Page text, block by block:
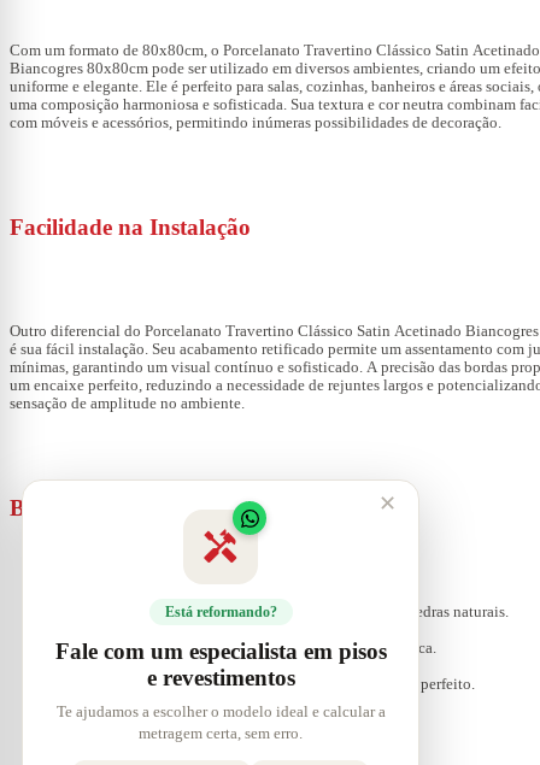
Com um formato de 80x80cm, o Porcelanato Travertino Clássico Satin Acetinado
Biancogres 80x80cm pode ser utilizado em diversos ambientes, criando um
uniforme e elegante. Ele é perfeito para salas, cozinhas, banheiros e áreas sociais,
uma composição harmoniosa e sofisticada. Sua textura e cor neutra combinam
com móveis e acessórios, permitindo inúmeras possibilidades de decoração.
Facilidade na Instalação
Outro diferencial do Porcelanato Travertino Clássico Satin Acetinado
é sua fácil instalação. Seu acabamento retificado permite um assentamento com
mínimas, garantindo um visual contínuo e sofisticado. A precisão das bordas
um encaixe perfeito, reduzindo a necessidade de rejuntes largos e
sensação de amplitude no ambiente.
Benefícios
Visual elegante e sofisticado:inspirado na beleza das pedras naturais.
Fácil manutenção:superfície de limpeza simples e prática.
Acabamento acetinado:toque suave e brilho discreto.
Instalação eficiente:bordas retificadas para um encaixe perfeito.
✕
handyman
Está reformando?
Fale com um especialista em pisos
e revestimentos
Te ajudamos a escolher o modelo ideal e calcular a
metragem certa, sem erro.